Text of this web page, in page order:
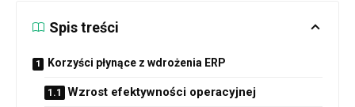
Spis treści
Korzyści płynące z wdrożenia ERP
Wzrost efektywności operacyjnej